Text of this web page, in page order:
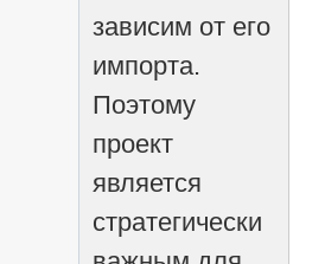
зависим от его
импорта.
Поэтому
проект
является
стратегически